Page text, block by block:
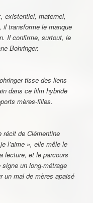
existentiel, maternel,
il transforme le manque
Il confirme, surtout, le
Bohringer.
tisse des liens
dans ce film hybride
mères-filles.
récit de Clémentine
l’aime », elle mêle le
lecture, et le parcours
un long-métrage
un mal de mères apaisé